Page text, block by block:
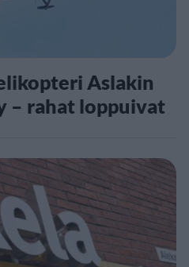
Aslakin
– rahat loppuivat